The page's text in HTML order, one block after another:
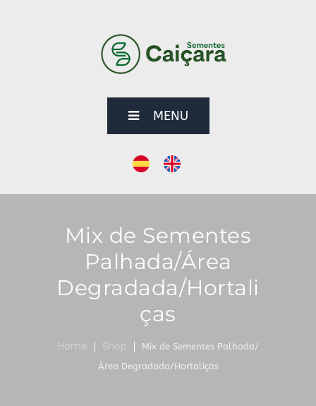
MENU
Mix de Sementes
Palhada/Área
Degradada/Hortali
ças
Home Shop
Mix de Sementes Palhada/
Área Degradada/Hortaliças